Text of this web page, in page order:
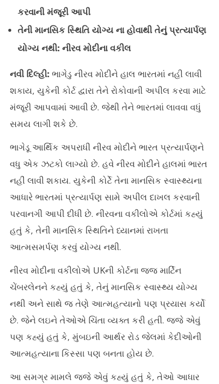
કરવાની મંજૂરી આપી
તેની માનસિક સ્થિતિ યોગ્ય ના હોવાથી તેનું પ્રત્યાર્પણ
યોગ્ય નથી: નીરવ મોદીના વકીલ
નવી દિલ્હી: ભાગેડુ નીરવ મોદીને હાલ ભારતમાં નહી લાવી
શકાય, યુકેની કોર્ટ દ્વારા તેને રોકોવાની અપીલ કરવા માટે
મંજૂરી આપવામાં આવી છે. જેથી તેને ભારતમાં લાવવા વધું
સમય લાગી શકે છે.
ભાગેડૂ આર્થિક અપરાધી નીરવ મોદીને ભારત પ્રત્યાર્પણને
વધુ એક ઝટકો લાગ્યો છે. હવે નીરવ મોદીને હાલમાં ભારત
નહીં લાવી શકાય. યુકેની કોર્ટે તેના માનસિક સ્વાસ્થ્યના
આધારે ભારતમાં પ્રત્યાર્પણ સામે અપીલ દાખલ કરવાની
પરવાનગી આપી દીધી છે. નીરવના વકીલોએ કોર્ટમાં કહ્યું
હતું કે, તેની માનસિક સ્થિતિને ધ્યાનમાં રાખતા
આત્મસમર્પણ કરવું યોગ્ય નથી.
નીરવ મોદીના વકીલોએ UKની કોર્ટના જજ માર્ટિન
ચેંબરલેનને કહ્યું હતું કે, તેનું માનસિક સ્વાસ્થ્ય યોગ્ય
નથી અને સાથે જ તેણે આત્મહત્યાનો પણ પ્રયાસ કર્યો
છે. જેને લઇને તેઓએ ચિંતા વ્યક્ત કરી હતી. જજે એવું
પણ કહ્યું હતું કે, મુંબઇની આર્થર રોડ જેલમાં કેદીઓની
આત્મહત્યાના કિસ્સા પણ બનતા હોય છે.
આ સમગ્ર મામલે જજે એવું કહ્યું હતું કે, તેઓ આધાર